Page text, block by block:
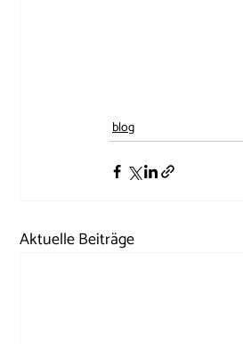
blog
Aktuelle Beiträge